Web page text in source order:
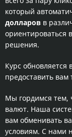
который
долларов в
ориентироваться
решения.
Курс
предоставить
Мы гордимся тем,
валют. Наша
вам обменивать
условиям. С нами